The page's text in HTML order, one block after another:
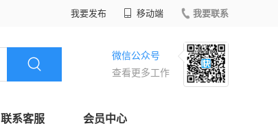
我要发布 移动端 我要联系
微信公众号
查看更多工作
联系客服 会员中心